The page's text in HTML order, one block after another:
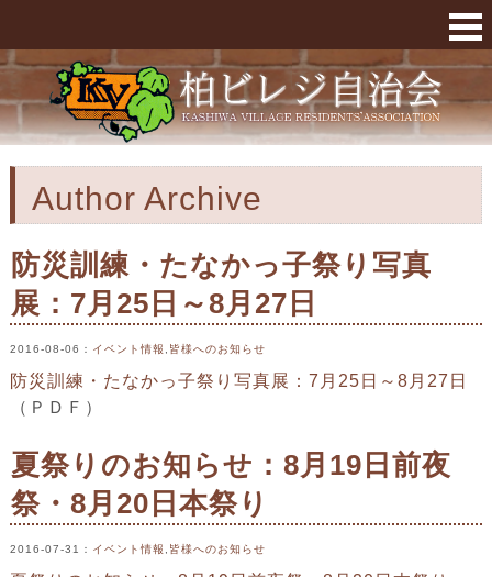
柏ビレジ自治会運営管理者 « 柏ビレジ
Author Archive
防災訓練・たなかっ子祭り写真
展：7月25日～8月27日
2016-08-06 ： イベント情報 皆様へのお知らせ
防災訓練・たなかっ子祭り写真展：7月25日～8月27日
（ＰＤＦ）
夏祭りのお知らせ：8月19日前夜
祭・8月20日本祭り
2016-07-31 ： イベント情報 皆様へのお知らせ